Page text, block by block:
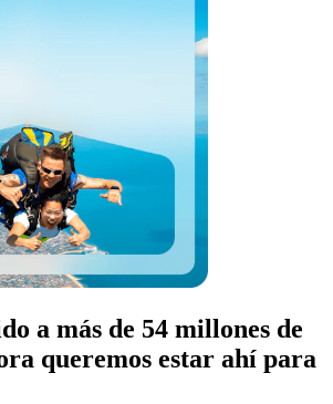
a más de 54 millones de
queremos estar ahí para